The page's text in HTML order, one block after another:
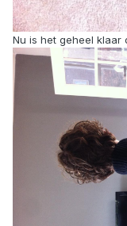
Nu is het geheel klaar